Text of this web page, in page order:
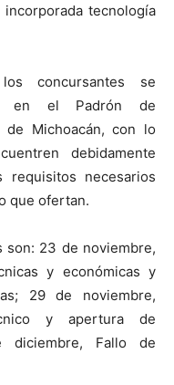
tecnología
concursantes se
en el Padrón de
de Michoacán, con lo
debidamente
necesarios
que ofertan.
son: 23 de noviembre,
y económicas y
29 de noviembre,
y apertura de
diciembre, Fallo de